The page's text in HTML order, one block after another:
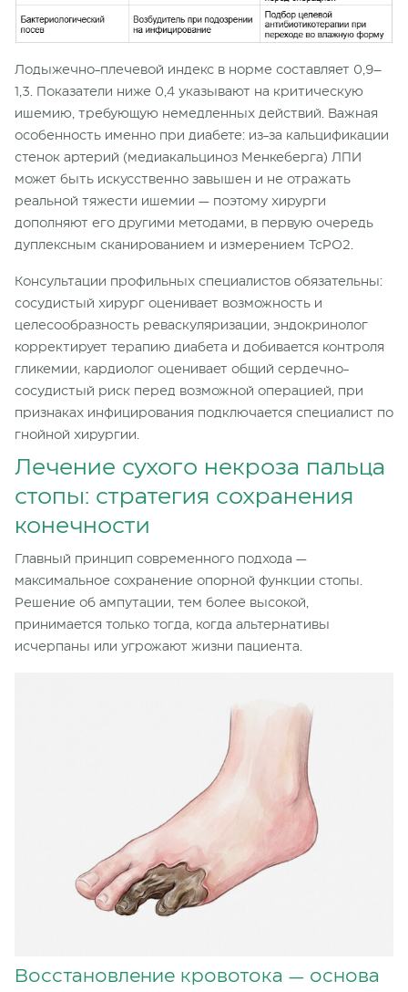
Лодыжечно-плечевой индекс в норме составляет 0,9–
1,3. Показатели ниже 0,4 указывают на критическую
ишемию, требующую немедленных действий. Важная
особенность именно при диабете: из-за кальцификации
стенок артерий (медиакальциноз Менкеберга) ЛПИ
может быть искусственно завышен и не отражать
реальной тяжести ишемии — поэтому хирурги
дополняют его другими методами, в первую очередь
дуплексным сканированием и измерением TcPO2.
Консультации профильных специалистов обязательны:
сосудистый хирург оценивает возможность и
целесообразность реваскуляризации, эндокринолог
корректирует терапию диабета и добивается контроля
гликемии, кардиолог оценивает общий сердечно-
сосудистый риск перед возможной операцией, при
признаках инфицирования подключается специалист по
гнойной хирургии.
Лечение сухого некроза пальца
стопы: стратегия сохранения
конечности
Главный принцип современного подхода —
максимальное сохранение опорной функции стопы.
Решение об ампутации, тем более высокой,
принимается только тогда, когда альтернативы
исчерпаны или угрожают жизни пациента.
Восстановление кровотока — основа